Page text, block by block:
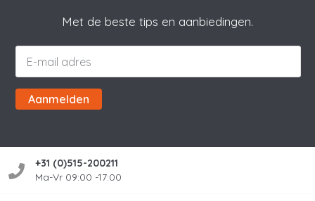
Met de beste tips en aanbiedingen.
Aanmelden
+31 (0)515-200211
Ma-Vr 09:00 -17:00